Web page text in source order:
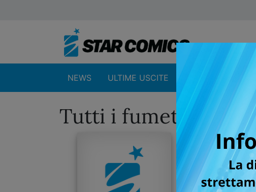
NEWS ULTIME USCITE
Tutti i fumetti per la